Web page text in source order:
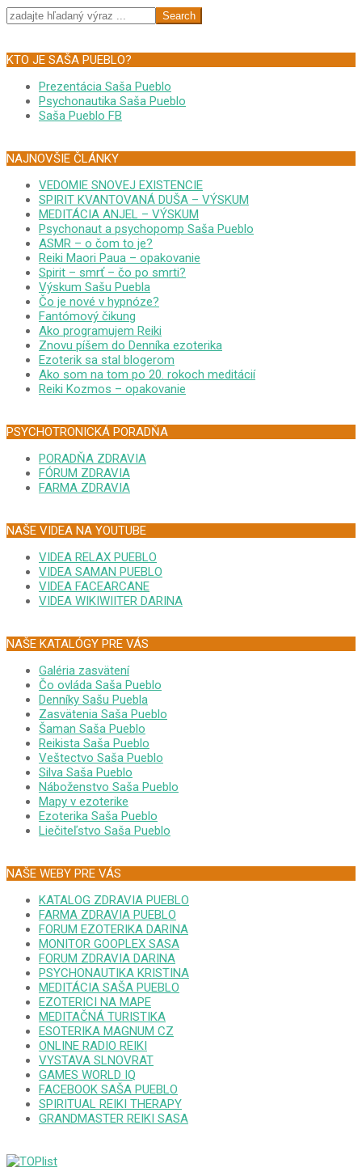
Search
KTO JE SAŠA PUEBLO?
Prezentácia Saša Pueblo
Psychonautika Saša Pueblo
Saša Pueblo FB
NAJNOVŠIE ČLÁNKY
VEDOMIE SNOVEJ EXISTENCIE
SPIRIT KVANTOVANÁ DUŠA – VÝSKUM
MEDITÁCIA ANJEL – VÝSKUM
Psychonaut a psychopomp Saša Pueblo
ASMR – o čom to je?
Reiki Maori Paua – opakovanie
Spirit – smrť – čo po smrti?
Výskum Sašu Puebla
Čo je nové v hypnóze?
Fantómový čikung
Ako programujem Reiki
Znovu píšem do Denníka ezoterika
Ezoterik sa stal blogerom
Ako som na tom po 20. rokoch meditácií
Reiki Kozmos – opakovanie
PSYCHOTRONICKÁ PORADŇA
PORADŇA ZDRAVIA
FÓRUM ZDRAVIA
FARMA ZDRAVIA
NAŠE VIDEA NA YOUTUBE
VIDEA RELAX PUEBLO
VIDEA SAMAN PUEBLO
VIDEA FACEARCANE
VIDEA WIKIWIITER DARINA
NAŠE KATALÓGY PRE VÁS
Galéria zasvätení
Čo ovláda Saša Pueblo
Denníky Sašu Puebla
Zasvätenia Saša Pueblo
Šaman Saša Pueblo
Reikista Saša Pueblo
Veštectvo Saša Pueblo
Silva Saša Pueblo
Náboženstvo Saša Pueblo
Mapy v ezoterike
Ezoterika Saša Pueblo
Liečiteľstvo Saša Pueblo
NAŠE WEBY PRE VÁS
KATALOG ZDRAVIA PUEBLO
FARMA ZDRAVIA PUEBLO
FORUM EZOTERIKA DARINA
MONITOR GOOPLEX SASA
FORUM ZDRAVIA DARINA
PSYCHONAUTIKA KRISTINA
MEDITÁCIA SAŠA PUEBLO
EZOTERICI NA MAPE
MEDITAČNÁ TURISTIKA
ESOTERIKA MAGNUM CZ
ONLINE RADIO REIKI
VYSTAVA SLNOVRAT
GAMES WORLD IQ
FACEBOOK SAŠA PUEBLO
SPIRITUAL REIKI THERAPY
GRANDMASTER REIKI SASA